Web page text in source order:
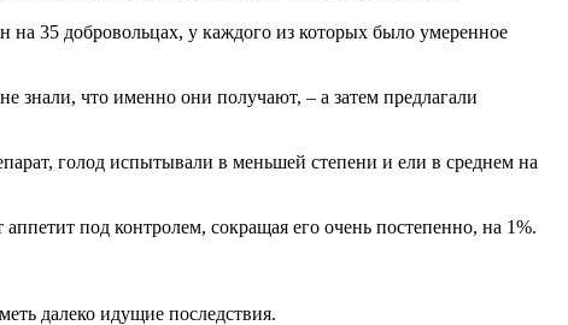
35 добровольцах, у каждого из которых было умеренное
что именно они получают, – а затем предлагали
голод испытывали в меньшей степени и ели в среднем на
под контролем, сокращая его очень постепенно, на 1%.
далеко идущие последствия.